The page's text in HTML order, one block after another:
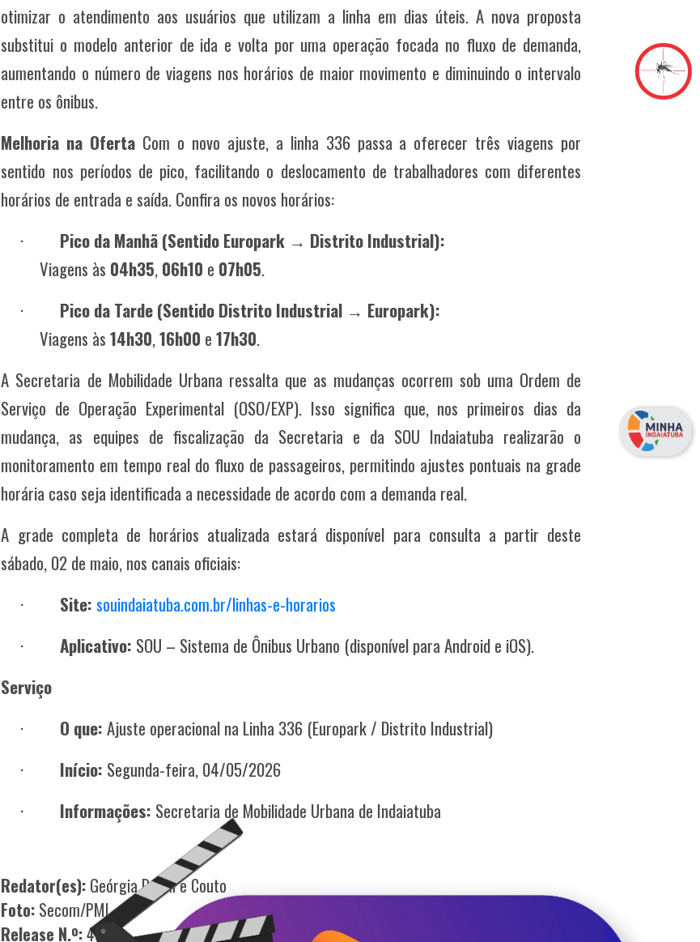
otimizar o atendimento aos usuários que utilizam a linha em dias úteis. A nova proposta
substitui o modelo anterior de ida e volta por uma operação focada no fluxo de demanda,
aumentando o número de viagens nos horários de maior movimento e diminuindo o intervalo
entre os ônibus.
Melhoria na Oferta Com o novo ajuste, a linha 336 passa a oferecer três viagens por
sentido nos períodos de pico, facilitando o deslocamento de trabalhadores com diferentes
horários de entrada e saída. Confira os novos horários:
·
Pico da Manhã (Sentido Europark → Distrito Industrial):
Viagens às 04h35,06h10 e 07h05.
·
Pico da Tarde (Sentido Distrito Industrial → Europark):
Viagens às14h30,16h00 e17h30.
A Secretaria de Mobilidade Urbana ressalta que as mudanças ocorrem sob uma Ordem de
Serviço de Operação Experimental (OSO/EXP). Isso significa que, nos primeiros dias da
mudança, as equipes de fiscalização da Secretaria e da SOU Indaiatuba realizarão o
monitoramento em tempo real do fluxo de passageiros, permitindo ajustes pontuais na grade
horária caso seja identificada a necessidade de acordo com a demanda real.
A grade completa de horários atualizada estará disponível para consulta a partir deste
sábado, 02 de maio, nos canais oficiais:
·
Site: souindaiatuba.com.br/linhas-e-horarios
·
Aplicativo: SOU – Sistema de Ônibus Urbano (disponível para Android e iOS).
Serviço
·
O que:Ajuste operacional na Linha 336 (Europark / Distrito Industrial)
·
Início: Segunda-feira, 04/05/2026
·
Informações: Secretaria de Mobilidade Urbana de Indaiatuba
Redator(es): Geórgia Dal Ri e Couto
Foto: Secom/PMI
Release N.º:436